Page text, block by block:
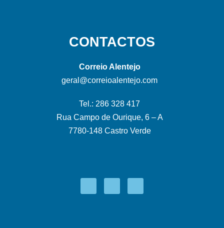
CONTACTOS
Correio Alentejo
geral@correioalentejo.com
Tel.: 286 328 417
Rua Campo de Ourique, 6 – A
7780-148 Castro Verde